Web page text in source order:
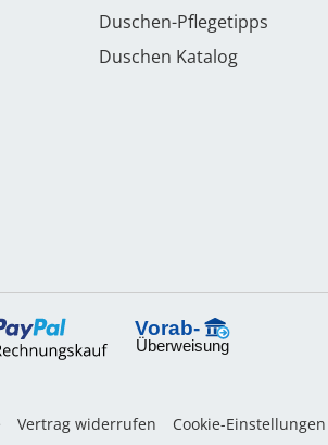
Duschen-Pflegetipps
Duschen Katalog
Vertrag widerrufen Cookie-Einstellungen